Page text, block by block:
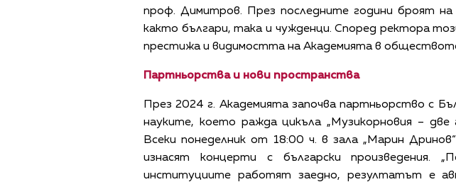
проф. Димитров. През последните години броят
както българи, така и чужденци. Според ректора
престижa и видимостта на Академията в
Партньорства и нови пространства
През 2024 г. Академията започва партньорство с
науките, което ражда цикъла „Музикорновия – две
Всеки понеделник от 18:00 ч. в зала „Марин
изнасят концерти с български произведения.
институциите работят заедно, резултатът е